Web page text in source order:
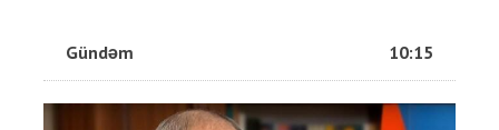
Gündəm 10:15